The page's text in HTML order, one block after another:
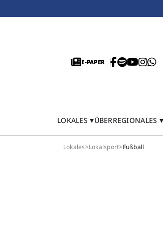
E-PAPER
LOKALES ÜBERREGIONALES
Lokales>Lokalsport>Fußball